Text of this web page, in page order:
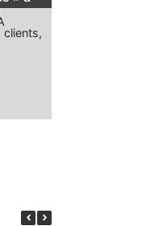
clients,